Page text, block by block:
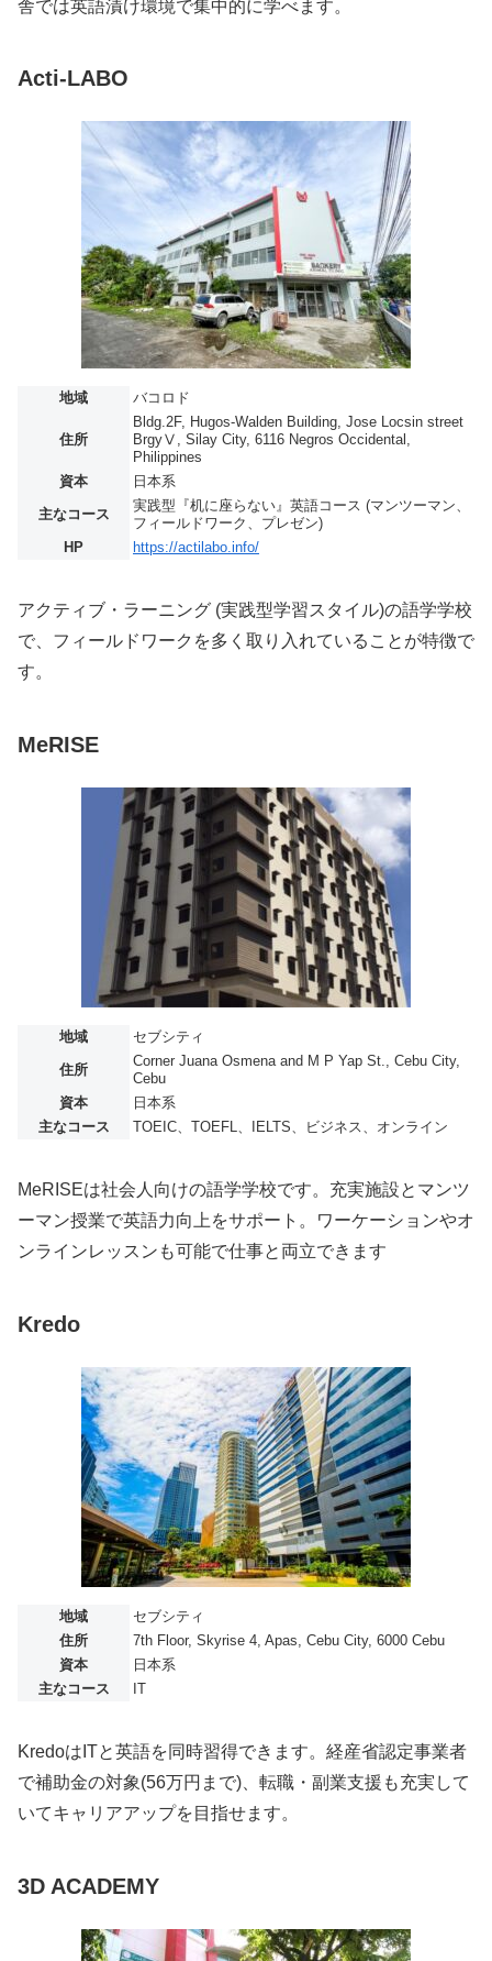
舎では英語漬け環境で集中的に学べます。
Acti-LABO
地域 バコロド
住所
Bldg.2F, Hugos-Walden Building, Jose Locsin street
BrgyⅤ, Silay City, 6116 Negros Occidental,
Philippines
資本
日本系
主なコース
実践型『机に座らない』英語コース (マンツーマン、
フィールドワーク、プレゼン)
HP
https://actilabo.info/
アクティブ・ラーニング (実践型学習スタイル)の語学学校
で、フィールドワークを多く取り入れていることが特徴で
す。
MeRISE
地域
セブシティ
住所
Corner Juana Osmena and M P Yap St., Cebu City,
Cebu
資本
日本系
主なコース
TOEIC、TOEFL、IELTS、ビジネス、オンライン
MeRISEは社会人向けの語学学校です。充実施設とマンツ
ーマン授業で英語力向上をサポート。ワーケーションやオ
ンラインレッスンも可能で仕事と両立できます
Kredo
地域
セブシティ
住所
7th Floor, Skyrise 4, Apas, Cebu City, 6000 Cebu
資本
日本系
主なコース
IT
KredoはITと英語を同時習得できます。経産省認定事業者
で補助金の対象(56万円まで)、転職・副業支援も充実して
いてキャリアアップを目指せます。
3D ACADEMY